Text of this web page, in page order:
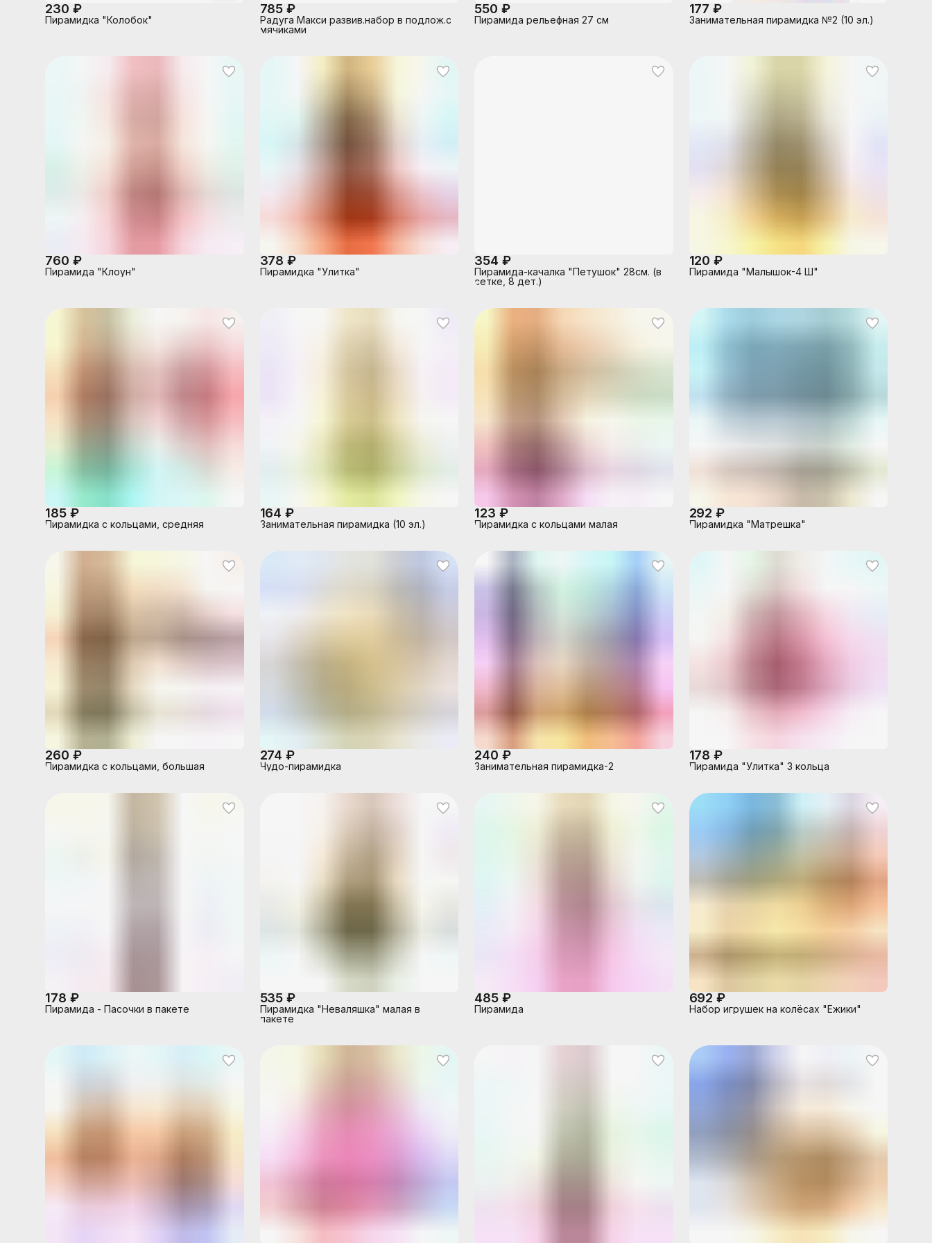
230 ₽
Пирамидка "Колобок"
785 ₽
Радуга Макси развив.набор в подлож.с
мячиками
550 ₽
Пирамида рельефная 27 см
177 ₽
Занимательная пирамидка №2 (10 эл.)
760 ₽
Пирамида "Клоун"
378 ₽
Пирамидка "Улитка"
354 ₽
Пирамида-качалка "Петушок" 28см. (в
сетке, 8 дет.)
120 ₽
Пирамида "Малышок-4 Ш"
185 ₽
Пирамидка с кольцами, средняя
164 ₽
Занимательная пирамидка (10 эл.)
123 ₽
Пирамидка с кольцами малая
292 ₽
Пирамидка "Матрешка"
260 ₽
Пирамидка с кольцами, большая
274 ₽
Чудо-пирамидка
240 ₽
Занимательная пирамидка-2
178 ₽
Пирамида "Улитка" 3 кольца
178 ₽
Пирамида - Пасочки в пакете
535 ₽
Пирамидка "Неваляшка" малая в
пакете
485 ₽
Пирамида
692 ₽
Набор игрушек на колёсах "Ёжики"